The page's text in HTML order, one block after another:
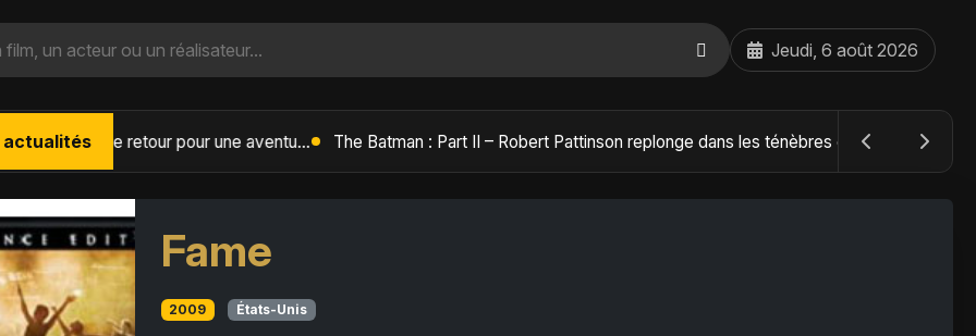
Jeudi, 6 août 2026
actualités L'Âge de Glace : Le Réveil du Volcan – Manny, Sid et Diego de retour pour une aventure explosive The Batman : Part II – Robert Pattinson replonge dans les ténèbres de Gotham dès octobre 2027
Fame
2009 États-Unis